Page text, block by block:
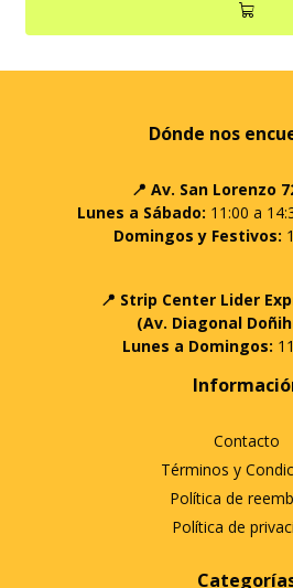
Dónde nos
📍 Av. San Lorenzo
Lunes a Sábado: 11:00 a
Domingos y Festivos:
📍 Strip Center Lider
(Av. Diagonal
Lunes a Domingos:
Contacto
Términos y
Política de
Política de